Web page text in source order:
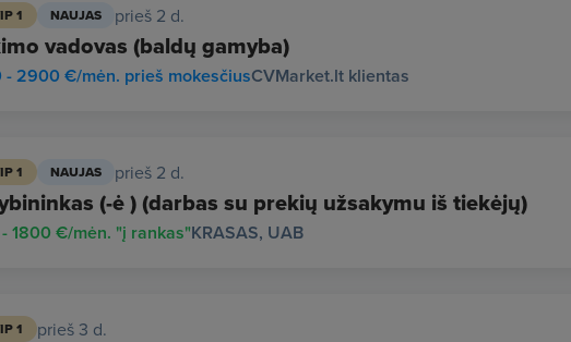
1 NAUJAS prieš 2 d.
vadovas (baldų gamyba)
CVMarket.lt klientas
2900 €/mėn. prieš mokesčius
1 NAUJAS prieš 2 d.
(-ė ) (darbas su prekių užsakymu iš tiekėjų)
KRASAS, UAB
1800 €/mėn. "į rankas"
1 prieš 3 d.